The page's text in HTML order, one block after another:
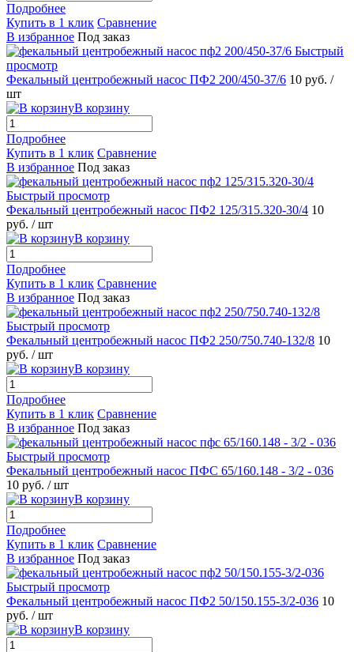
Подробнее
Купить в 1 клик Сравнение
В избранное Под заказ
Быстрый
просмотр
Фекальный центробежный насос ПФ2 200/450-37/6 10 руб. /
шт
В корзину
Подробнее
Купить в 1 клик Сравнение
В избранное Под заказ
Быстрый просмотр
Фекальный центробежный насос ПФ2 125/315.320-30/4 10
руб. / шт
В корзину
Подробнее
Купить в 1 клик Сравнение
В избранное Под заказ
Быстрый просмотр
Фекальный центробежный насос ПФ2 250/750.740-132/8 10
руб. / шт
В корзину
Подробнее
Купить в 1 клик Сравнение
В избранное Под заказ
Быстрый просмотр
Фекальный центробежный насос ПФС 65/160.148 - 3/2 - 036
10 руб. / шт
В корзину
Подробнее
Купить в 1 клик Сравнение
В избранное Под заказ
Быстрый просмотр
Фекальный центробежный насос ПФ2 50/150.155-3/2-036 10
руб. / шт
В корзину